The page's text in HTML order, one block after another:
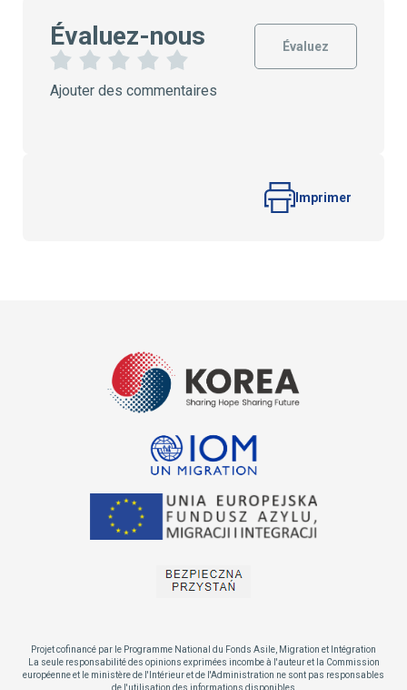
Évaluez-nous
É
É
É
É
É
Ajouter des commentaires
Évaluez
Imprimer
Projet cofinancé par le Programme National du Fonds Asile, Migration et Intégration
La seule responsabilité des opinions exprimées incombe à l'auteur et la Commission
européenne et le ministère de l'Intérieur et de l'Administration ne sont pas responsables
de l'utilisation des informations disponibles